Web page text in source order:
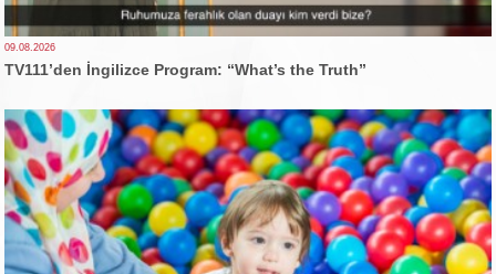
09.08.2026
TV111’den İngilizce Program: “What’s the Truth”